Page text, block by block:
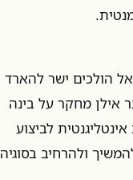
הולכים ישר להארד
אילן מחקר על בינה
לביצוע
ולהרחיב בסוגיה